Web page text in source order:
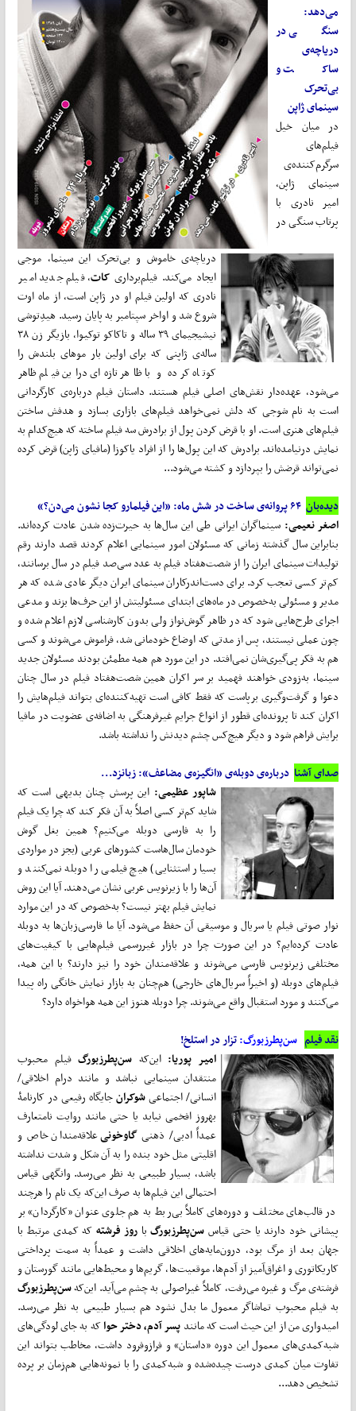
می‌دهد:
سنگی در
دریاچه‌ی
ساکت و
بی‌تحرک
سینمای ژاپن
در میان خیل
فیلم‌های
سرگرم‌کننده‌ی
سینمای ژاپن،
امیر نادری با
پرتاب سنگی در
دریاچه‌ی خاموش و بی‌تحرک این سینما، موجی
ایجاد می‌کند. فیلم‌برداری کات، فیلم جدید امیر
نادری که اولین فیلم او در ژاپن است، از ماه اوت
شروع شد و اواخر سپتامبر به پایان رسید. هیدِتوشی
نیشیجیمای ۳۹ ساله و تاکاکو توکیوا، بازیگر زن ۳۸
ساله‌ی ژاپنی که برای اولین بار موهای بلندش را
کوتاه کرده و با ظاهر تازه‌ای دراین فیلم ظاهر
می‌شود، عهده‌دار نقش‌های اصلی فیلم هستند. داستان فیلم درباره‌ی کارگردانی
است به نام شوجی که دلش نمی‌خواهد فیلم‌های بازاری بسازد و هدفش ساختن
فیلم‌های هنری است. او با قرض کردن پول از برادرش سه فیلم ساخته که هیچ‌کدام به
نمایش درنیامده‌اند. برادرش که این پول‌ها را از افراد یاکوزا (مافیای ژاپن) قرض کرده
نمی‌تواند قرضش را بپردازد و کشته می‌شود...
دیده‌بان۶۴ پروانه‌ی ساخت در شش ماه: «این فیلمارو کجا نشون می‌دن؟»
اصغر نعیمی:سینماگران ایرانی طی این سال‌ها به حیرت‌زده شدن عادت کرده‌اند.
بنابراین سال گذشته زمانی که مسئولان امور سینمایی اعلام کردند قصد دارند رقم
تولیدات سینمای ایران را از شصت‌هفتاد فیلم به عدد سی‌صد فیلم در سال برسانند،
کم‌تر کسی تعجب کرد. برای دست‌اندرکاران سینمای ایران دیگر عادی شده که هر
مدیر و مسئولی به‌خصوص در ماه‌های ابتدای مسئولیتش از این حرف‌ها بزند و مدعی
اجرای طرح‌هایی شود که در ظاهر گوش‌نواز ولی بدون کارشناسی لازم اعلام شده و
چون عملی نیستند، پس از مدتی که اوضاع خودمانی شد، فراموش می‌شوند و کسی
هم به فکر پی‌گیری‌شان نمی‌افتد. در این مورد هم همه مطمئن بودند مسئولان جدید
سینما، به‌زودی خواهند فهمید بر سر اکران همین شصت‌هفتاد فیلم در سال چنان
دعوا و گرفت‌وگیری برپاست که فقط کافی است تهیه‌کننده‌ای بتواند فیلم‌هایش را
اکران کند تا پرونده‌ای قطور از انواع جرایم غیرفرهنگی به اضافه‌ی عضویت در مافیا
برایش فراهم شود و دیگر هیچ‌کس چشم دیدنش را نداشته باشد.
صدای آشنادرباره‌ی دوبله‌ی «انگیزه‌ی مضاعف»: زبانزد...
شاپور عظیمی:این پرسش چنان بدیهی است که
شاید کم‌تر کسی اصلاً به آن فکر کند که چرا یک فیلم
را به فارسی دوبله می‌کنیم؟ همین بغل گوش
خودمان سال‌هاست کشور‌های عربی (بجز در مواردی
بسیار استثنایی) هیچ فیلمی را دوبله نمی‌کنند و
آن‌ها را با زیر‌نویس عربی نشان می‌دهند. آیا این روش
نمایش فیلم بهتر نیست؟ به‌خصوص که در این موارد
نوار صوتی فیلم یا سریال و موسیقی آن حفظ می‌شود. آیا ما فارسی‌زبان‌‌ها به دوبله
عادت کرده‌ایم؟ در این صورت چرا در بازار غیررسمی فیلم‌هایی با کیفیت‌های
مختلفی زیر‌نویس فارسی می‌‌شوند و علاقه‌مندان خود را نیز دارند؟ با این همه،
فیلم‌های دوبله (و اخیراً سریال‌های خارجی) هم‌چنان به بازار نمایش خانگی راه پیدا
می‌کنند و مورد استقبال واقع می‌شوند. چرا دوبله هنوز این همه هواخواه دارد؟
نقد فیلم سن‌پطرزبورگ:تزار در استلخ!
امیر پوریا:این‌که سن‌پطرزبورگفیلم محبوب
منتقدان سینمایی نباشد و مانند درام اخلاقی/
انسانی/ اجتماعیشوکرانجایگاه رفیعی در کارنامۀ
بهروز افخمی نیابد یا حتی مانند روایت نامتعارف
عمداً ادبی/ ذهنی گاوخونیعلاقه‌مندان خاص و
اقلیتی مثل خود بنده را به آن شکل و شدت نداشته
باشد، بسیار طبیعی به نظر می‌رسد. وانگهی قیاس
احتمالی این فیلم‌ها به صرف این‌که یک نام را هرچند
در قالب‌های مختلف و دوره‌های کاملاً بی‌ربط به هم جلوی عنوان «کارگردان» بر
پیشانی خود دارند یا حتی قیاسسن‌پطرزبورگبا روز فرشتهکه کمدی مرتبط با
جهان بعد از مرگ بود، درون‌مایه‌های اخلاقی داشت و عمداً به سمت پرداختی
کاریکاتوری و اغراق‌آمیز از آدم‌ها، موقعیت‌ها، گریم‌ها و محیط‌هایی مانند گورستان و
فرشته‌ی مرگ و غیره می‌رفت، کاملاً غیراصولی به چشم می‌آید. این‌کهسن‌پطرزبورگ
به فیلم محبوب تماشاگر معمول ما بدل نشود هم بسیار طبیعی به نظر می‌رسد.
امیدواری من از این حیث است که مانندپسر آدم، دختر حواکه به جای لودگی‌های
شبه‌کمدی‌های معمول این دوره «داستان» و فرازوفرود داشت، مخاطب بتواند این
تفاوت میان کمدی درست چیده‌شده و شبه‌کمدی را با نمونه‌هایی هم‌زمان بر پرده
تشخیص دهد...